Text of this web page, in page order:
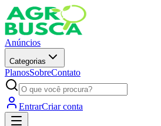
Anúncios
Categorias
PlanosSobreContato
EntrarCriar conta